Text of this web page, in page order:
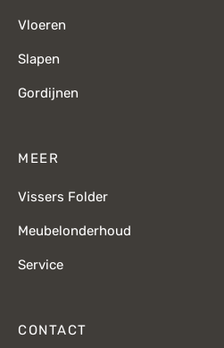
Vloeren
Slapen
Gordijnen
MEER
Vissers Folder
Meubelonderhoud
Service
CONTACT